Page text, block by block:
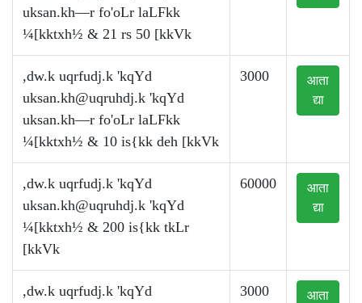
uksan.kh—r fo'oLr laLFkk
¼[kktxh½ & 21 rs 50 [kkVk
,dw.k uqrfudj.k 'kqYd
uksan.kh@uqruhdj.k 'kqYd
uksan.kh—r fo'oLr laLFkk
¼[kktxh½ & 10 is{kk deh [kkVk
3000
आता
द्या
,dw.k uqrfudj.k 'kqYd
uksan.kh@uqruhdj.k 'kqYd
¼[kktxh½ & 200 is{kk tkLr
[kkVk
60000
आता
द्या
,dw.k uqrfudj.k 'kqYd
3000
आता